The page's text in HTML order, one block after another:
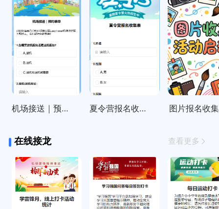
机场接送｜预约表单 夏令营报名收集表 图片报名收
在线接龙 查看更多